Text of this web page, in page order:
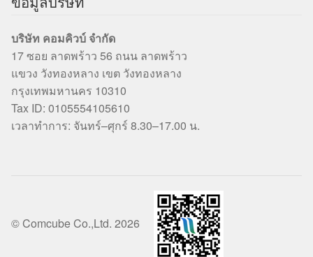
บริษัท คอมคิวบ์ จำกัด
17 ซอย ลาดพร้าว 56 ถนน ลาดพร้าว
แขวง วังทองหลาง เขต วังทองหลาง
กรุงเทพมหานคร 10310
Tax ID: 0105554105610
เวลาทำการ: จันทร์–ศุกร์ 8.30–17.00 น.
© Comcube Co.,Ltd. 2026